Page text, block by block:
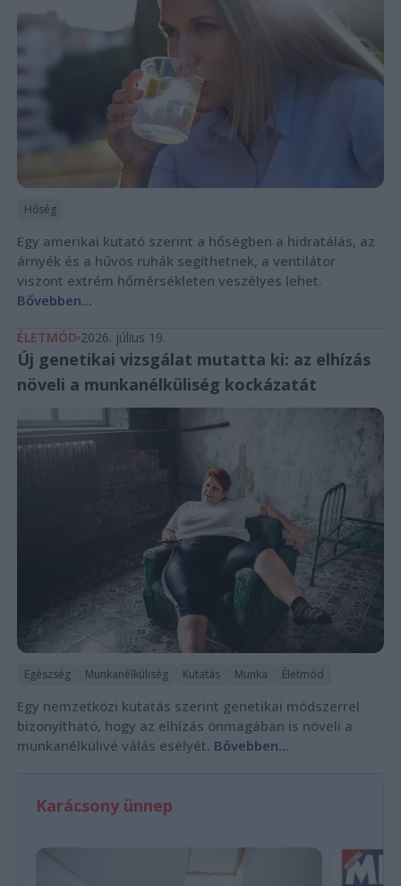
Hőség
Egy amerikai kutató szerint a hőségben a hidratálás, az
árnyék és a hűvös ruhák segíthetnek, a ventilátor
viszont extrém hőmérsékleten veszélyes lehet.
Bővebben...
ÉLETMÓD 2026. július 19.
Új genetikai vizsgálat mutatta ki: az elhízás
növeli a munkanélküliség kockázatát
Egészség Munkanélküliség Kutatás Munka Életmód
Egy nemzetközi kutatás szerint genetikai módszerrel
bizonyítható, hogy az elhízás önmagában is növeli a
munkanélkülivé válás esélyét. Bővebben...
Karácsony ünnep